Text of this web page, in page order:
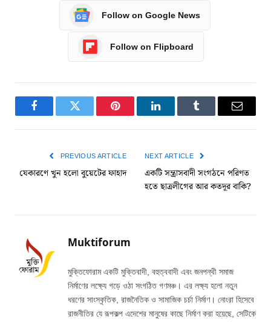
Follow on Google News
Follow on Flipboard
FacebookTwitter Pinterest LinkedInTumblr Email
PREVIOUS ARTICLE
যেকারণে খুন হলো বুয়েটের ফাহাদ
NEXT ARTICLE
একটি সন্ত্রাসবাদী সংগঠনে পরিণত
হতে ছাত্রলীগের আর কতদূর বাকি?
Muktiforum
মুক্তিফোরাম একটি মুক্তিবাদী, বহুত্ববাদী এবং জনপন্থী সমাজ
নির্মাণের লক্ষ্যে গড়ে ওঠা সংগঠিত গণমঞ্চ। এর লক্ষ্য হলো নতুন
ধরণের সাংস্কৃতিক, রাজনৈতিক ও সামাজিক চর্চা নির্মাণ। নোংরা হিসেবে
রাজনীতির যে রূপকল্প এদেশের মানুষের কাছে নির্মাণ করা হয়েছে, সেটিকে